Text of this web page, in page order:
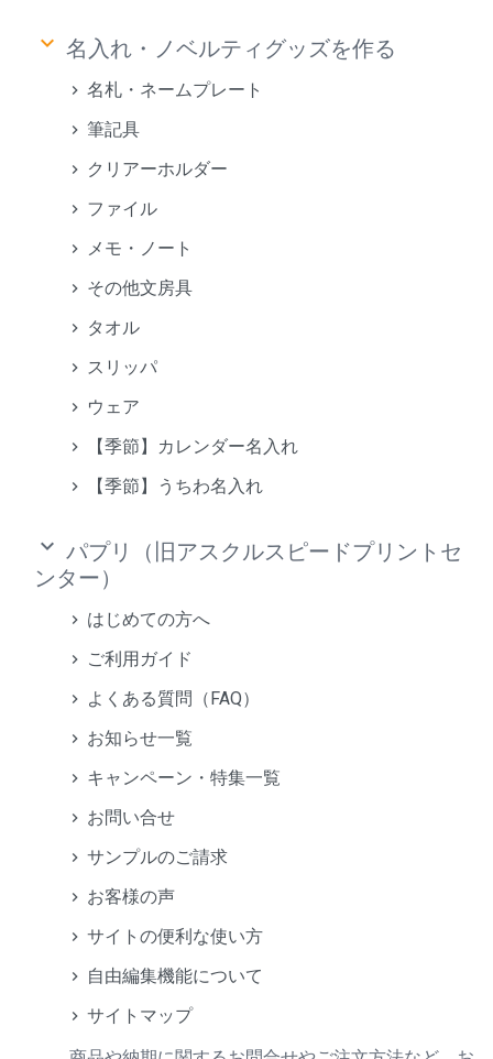
keyboard_arrow_down 名入れ・ノベルティグッズを作る
名札・ネームプレート
筆記具
クリアーホルダー
ファイル
メモ・ノート
その他文房具
タオル
スリッパ
ウェア
【季節】カレンダー名入れ
【季節】うちわ名入れ
keyboard_arrow_down パプリ（旧アスクルスピードプリントセ
ンター）
はじめての方へ
ご利用ガイド
よくある質問（FAQ）
お知らせ一覧
キャンペーン・特集一覧
お問い合せ
サンプルのご請求
お客様の声
サイトの便利な使い方
自由編集機能について
サイトマップ